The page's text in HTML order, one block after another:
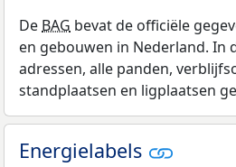
De BAG bevat de officiële
en gebouwen in Nederland. In
adressen, alle panden,
standplaatsen en ligplaatsen
Energielabels